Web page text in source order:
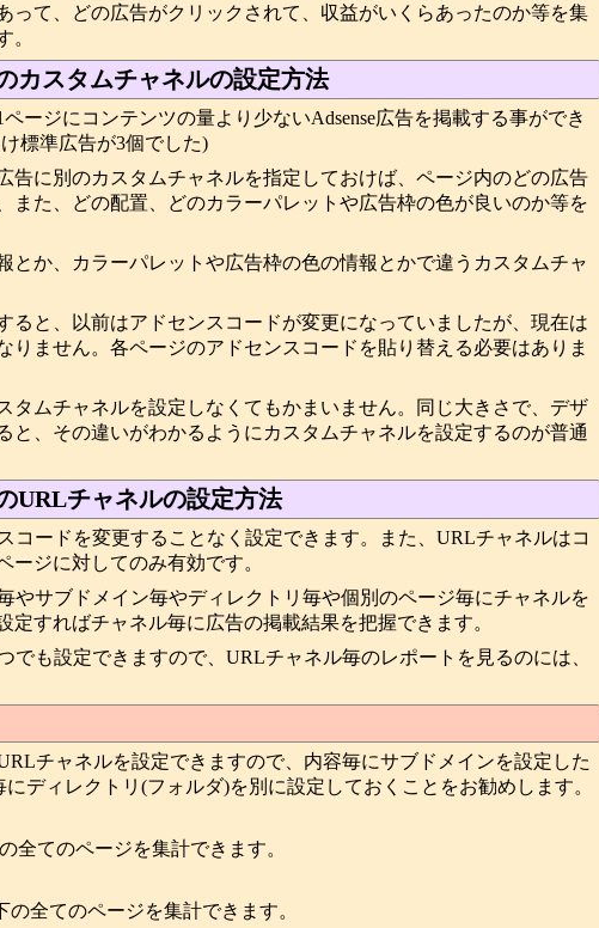
って、どの広告がクリックされて、収益がいくらあったのか等を集
カスタムチャネルの設定方法
ージにコンテンツの量より少ないAdsense広告を掲載する事ができ
標準広告が3個でした)
告に別のカスタムチャネルを指定しておけば、ページ内のどの広告
また、どの配置、どのカラーパレットや広告枠の色が良いのか等を
とか、カラーパレットや広告枠の色の情報とかで違うカスタムチャ
ると、以前はアドセンスコードが変更になっていましたが、現在は
りません。各ページのアドセンスコードを貼り替える必要はありま
タムチャネルを設定しなくてもかまいません。同じ大きさで、デザ
と、その違いがわかるようにカスタムチャネルを設定するのが普通
URLチャネルの設定方法
コードを変更することなく設定できます。また、URLチャネルはコ
ージに対してのみ有効です。
やサブドメイン毎やディレクトリ毎や個別のページ毎にチャネルを
定すればチャネル毎に広告の掲載結果を把握できます。
でも設定できますので、URLチャネル毎のレポートを見るのには、
チャネルを設定できますので、内容毎にサブドメインを設定した
ディレクトリ(フォルダ)を別に設定しておくことをお勧めします。
全てのページを集計できます。
の全てのページを集計できます。